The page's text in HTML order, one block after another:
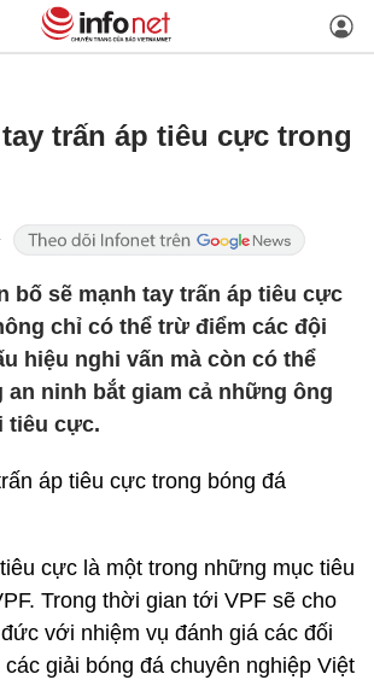
trấn áp tiêu cực trong
bố sẽ mạnh tay trấn áp tiêu cực
chỉ có thể trừ điểm các đội
hiệu nghi vấn mà còn có thể
ninh bắt giam cả những ông
tiêu cực.
áp tiêu cực trong bóng đá
cực là một trong những mục tiêu
Trong thời gian tới VPF sẽ cho
với nhiệm vụ đánh giá các đối
giải bóng đá chuyên nghiệp Việt